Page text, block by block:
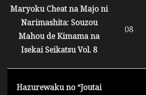
Maryoku Cheat na Majo ni
Narimashita: Souzou
Mahou de Kimama na
Isekai Seikatsu Vol. 8
08
Hazurewaku no “Joutai